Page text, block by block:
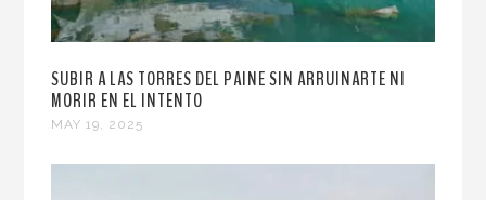
SUBIR A LAS TORRES DEL PAINE SIN ARRUINARTE NI
MORIR EN EL INTENTO
MAY 19, 2025